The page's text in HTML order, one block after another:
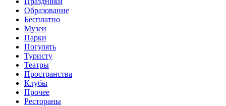
Образование
Бесплатно
Музеи
Парки
Погулять
Туристу
Театры
Пространства
Клубы
Прочее
Рестораны